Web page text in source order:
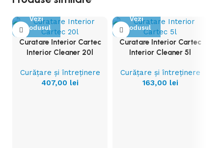
Vezi
Produsul
Curatare Interior Cartec
Interior Cleaner 20l
Curățare și întreținere
407,00 lei
Vezi
Produsul
Curatare Interior Cartec
Interior Cleaner 5l
Curățare și întreținere
163,00 lei